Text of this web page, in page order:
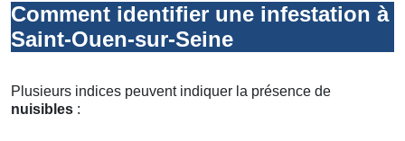
Comment identifier une infestation à
Saint-Ouen-sur-Seine
Plusieurs indices peuvent indiquer la présence de
nuisibles :